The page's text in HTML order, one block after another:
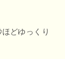
どゆっくり